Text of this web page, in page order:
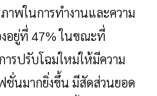
พในการทำงานและความ
อยู่ที่ 47% ในขณะที่
ารปรับโฉมใหม่ให้มีความ
นมากยิ่งขึ้น มีสัดส่วนยอด